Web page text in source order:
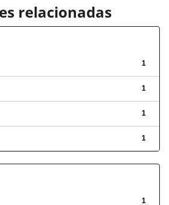
relacionadas
1
1
1
1
1